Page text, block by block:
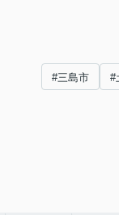
#三島市 #